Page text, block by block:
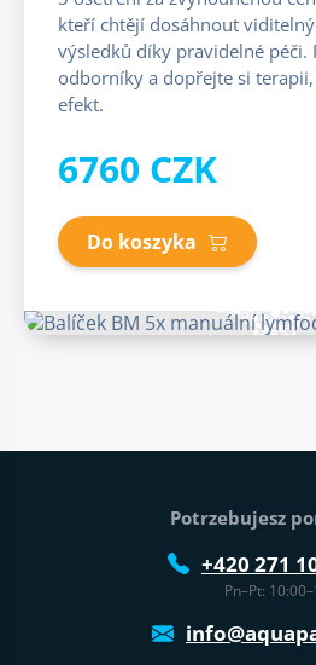
kteří chtějí dosáhnout
výsledků díky pravidelné péči.
odborníky a dopřejte si
efekt.
6760 CZK
Do koszyka
Stopka strony
Potrzebujesz
+420 271
Pn–Pt: